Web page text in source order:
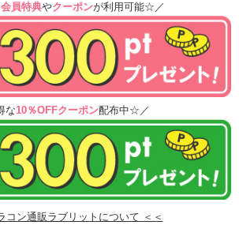
会員特典やクーポンが利用可能☆／
な10％OFFクーポン配布中☆／
コン通販ラブリットについて ＜＜